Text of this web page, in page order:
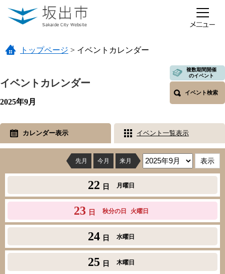
ページの先頭です。
メニューを飛ばして本文へ
トップページ > イベントカレンダー
イベントカレンダー
複数期間開催
のイベント
イベント検索
2025年9月
カレンダー表示 イベント一覧表示
先月 今月 来月
22 日 月曜日
23 日 秋分の日 火曜日
24 日 水曜日
25 日 木曜日